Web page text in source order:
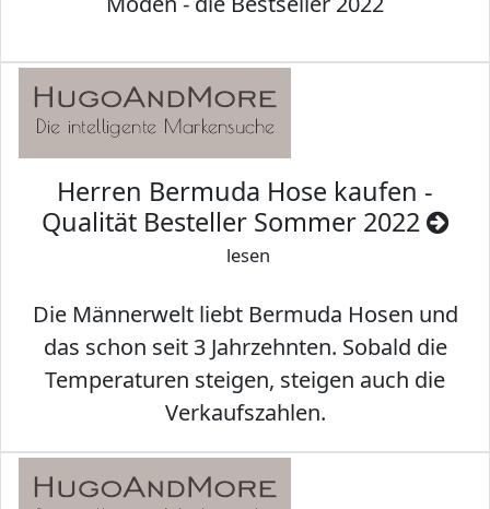
Herren Bermuda Hose kaufen -
Qualität Besteller Sommer 2022
lesen
Die Männerwelt liebt Bermuda Hosen und
das schon seit 3 Jahrzehnten. Sobald die
Temperaturen steigen, steigen auch die
Verkaufszahlen.